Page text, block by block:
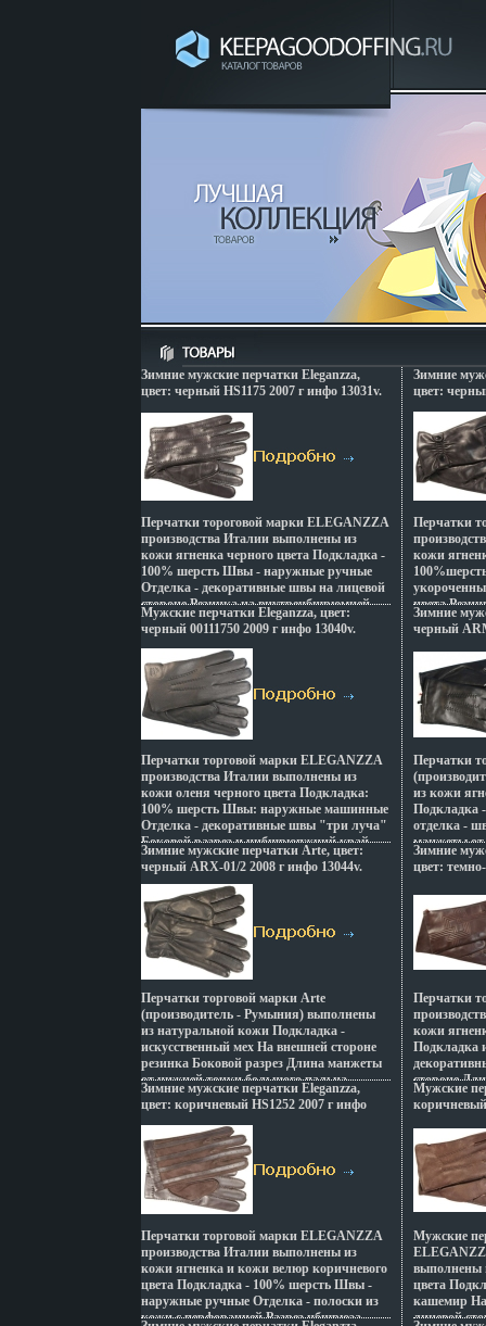
Зимние мужские перчатки Eleganzza,
цвет: черный HS1175 2007 г инфо 13031v.
Перчатки тороговой марки ELEGANZZA
производства Италии выполнены из
кожи ягненка черного цвета Подкладка -
100% шерсть Швы - наружные ручные
Отделка - декоративные швы на лицевой
стороне Резинка на внутренбщрюмней
стороне Длина манжеты от нижней точки
большого пальца до края перчаток - 4 5
см Длина пальцев - средняя Артикул:
HS1175 Торговая марка: Eleganzza Цвет:
черный Размер: 8;85;9;95;10 Страна:
Италия.
Мужские перчатки Eleganzza, цвет:
черный 00111750 2009 г инфо 13040v.
Перчатки торговой марки ELEGANZZA
производства Италии выполнены из
кожи оленя черного цвета Подкладка:
100% шерсть Швы: наружные машинные
Отделка - декоративные швы "три луча"
Боковой разрез и нибщрюпжний край
перчатки окантованы Длина манжеты от
нижней точки большого пальца до края
перчаток - 5 см Артикул: HS916 Торговая
марка: Eleganzza Цвет: черный Размер: 8,
85, 9, 10 Страна: Италия.
Зимние мужские перчатки Arte, цвет:
черный ARX-01/2 2008 г инфо 13044v.
Перчатки торговой марки Arte
(производитель - Румыния) выполнены
из натуральной кожи Подкладка -
искусственный мех На внешней стороне
резинка Боковой разрез Длина манжеты
от нижней точки большого пальца
добщрюф края перчаток - 5 5 см Длина
пальцев у этой модели средняя Артикул:
ARX-01/2 Торговая марка: Arte Цвет:
черный Размер: 85;9;95;10 .
Зимние мужские перчатки Eleganzza,
цвет: коричневый HS1252 2007 г инфо
Перчатки торговой марки ELEGANZZA
производства Италии выполнены из
кожи ягненка и кожи велюр коричневого
цвета Подкладка - 100% шерсть Швы -
наружные ручные Отделка - полоски из
кожи с перфорацией Разрез нбщрюэа
Зимние
цвет:
Перчатки
кожи
цвета
манжеты
пальца до
пальцев -
Торговая
Размер:
Зимние
черный
Перчатки
из кожи
Подкладка
отделка -
манжеты
Артикул:
Зимние
цвет:
Перчатки
кожи
Подкладка
стороне
нижнего
2062m
темно-
Страна:
Мужские
коричневый
Мужские
выполнены
цвета
кашемир
лицевой